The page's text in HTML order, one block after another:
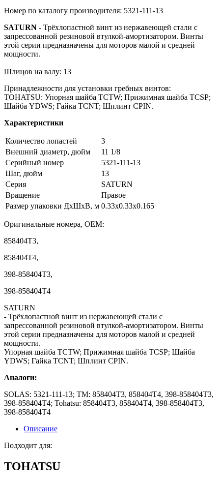
Номер по каталогу производителя: 5321-111-13
SATURN - Трёхлопастной винт из нержавеющей стали с
запрессованной резиновой втулкой-амортизатором. Винты
этой серии предназначены для моторов малой и средней
мощности.
Шлицов на валу: 13
Принадлежности для установки гребных винтов:
TOHATSU: Упорная шайба TCTW; Прижимная шайба TCSP;
Шайба YDWS; Гайка TCNT; Шплинт CPIN.
Характеристики
Количество лопастей
3
Внешний диаметр, дюйм
11 1/8
Серийный номер
5321-111-13
Шаг, дюйм
13
Серия
SATURN
Вращение
Правое
Размер упаковки ДхШхВ, м 0.33x0.33x0.165
Оригинальные номера, OEM:
858404T3,
858404T4,
398-858404T3,
398-858404T4
SATURN
- Трёхлопастной винт из нержавеющей стали с
запрессованной резиновой втулкой-амортизатором. Винты
этой серии предназначены для моторов малой и средней
мощности.
Упорная шайба TCTW; Прижимная шайба TCSP; Шайба
YDWS; Гайка TCNT; Шплинт CPIN.
Аналоги:
SOLAS: 5321-111-13; TM: 858404T3, 858404T4, 398-858404T3,
398-858404T4; Tohatsu: 858404T3, 858404T4, 398-858404T3,
398-858404T4
Описание
Подходит для:
TOHATSU